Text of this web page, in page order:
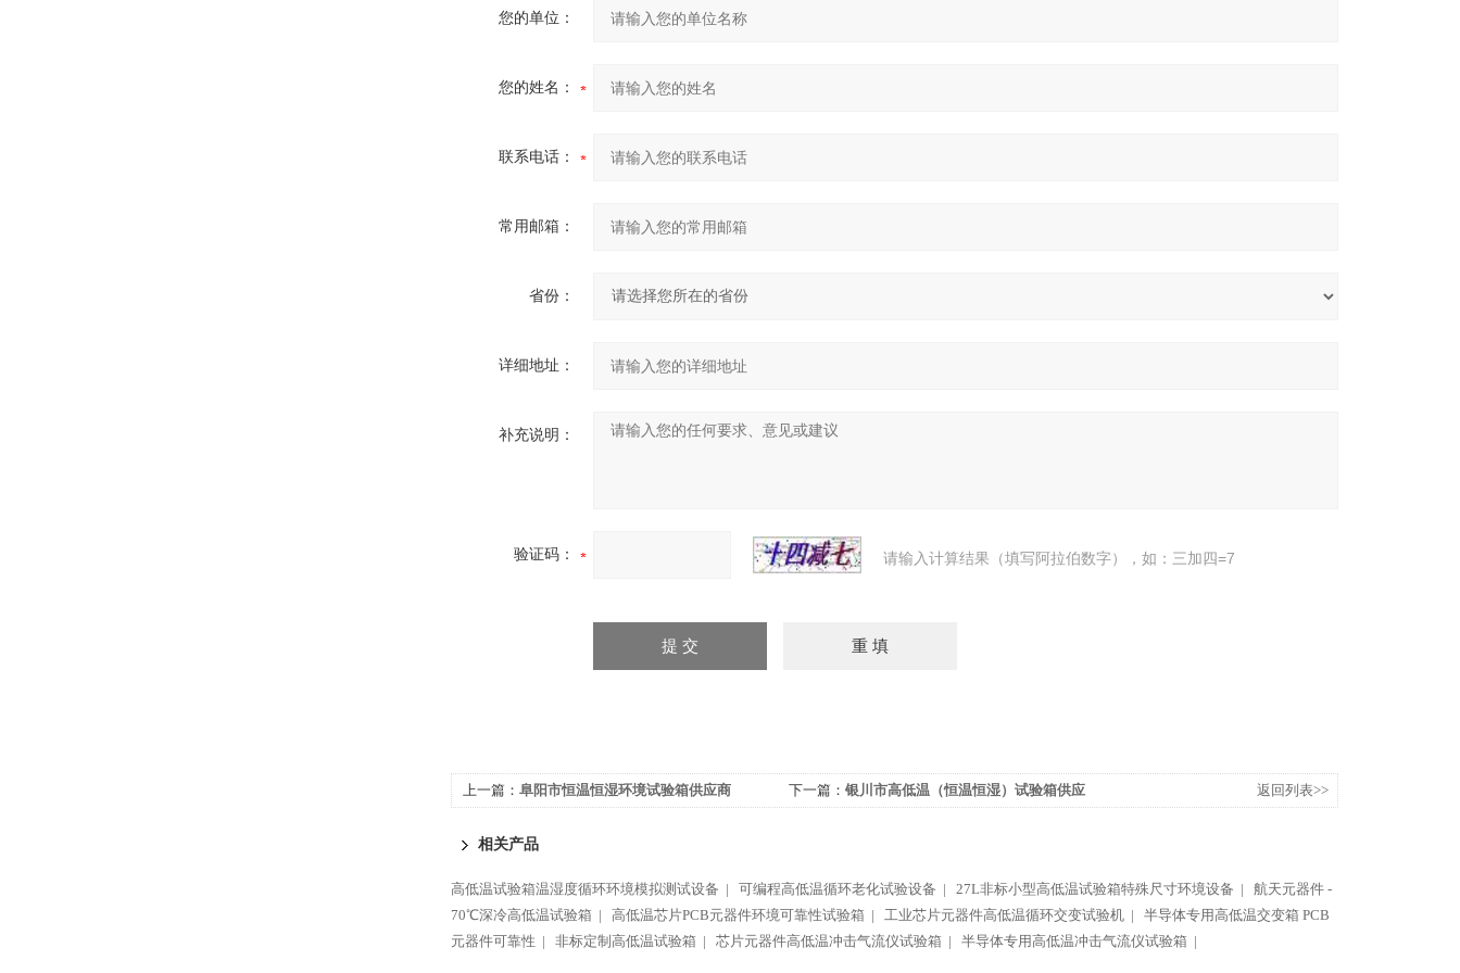
您的单位：
您的姓名：
联系电话：
常用邮箱：
省份：
详细地址：
补充说明：
验证码： 请输入计算结果（填写阿拉伯数字），如：三加四=7
上一篇： 阜阳市恒温恒湿环境试验箱供应商 下一篇： 银川市高低温（恒温恒湿）试验箱供应
返回列表>>
相关产品
高低温试验箱温湿度循环环境模拟测试设备 | 可编程高低温循环老化试验设备 | 27L非标小型高低温试验箱特殊尺寸环境设备 |
航天元器件 -
70℃深冷高低温试验箱 |
高低温芯片PCB元器件环境可靠性试验箱 | 工业芯片元器件高低温循环交变试验机 |
半导体专用高低温交变箱 PCB
元器件可靠性 |
非标定制高低温试验箱 | 芯片元器件高低温冲击气流仪试验箱 | 半导体专用高低温冲击气流仪试验箱 |